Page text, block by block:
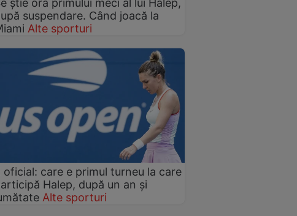
știe ora primului meci al lui Halep,
suspendare. Când joacă la
Alte sporturi
oficial: care e primul turneu la care
Halep, după un an și
Alte sporturi